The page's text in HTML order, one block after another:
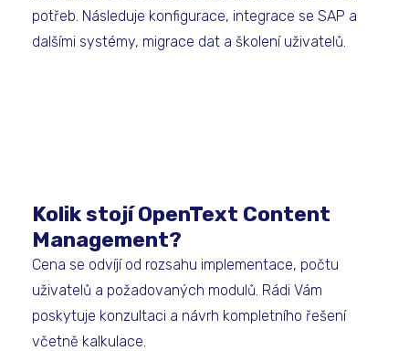
potřeb. Následuje konfigurace, integrace se SAP a
dalšími systémy, migrace dat a školení uživatelů.
Kolik stojí OpenText Content
Management?
Cena se odvíjí od rozsahu implementace, počtu
uživatelů a požadovaných modulů. Rádi Vám
poskytuje konzultaci a návrh kompletního řešení
včetně kalkulace.